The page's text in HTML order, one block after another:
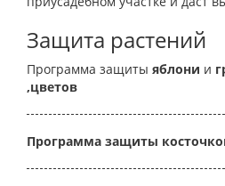
Защита растений
Программа защиты яблони и
,цветов
Программа защиты